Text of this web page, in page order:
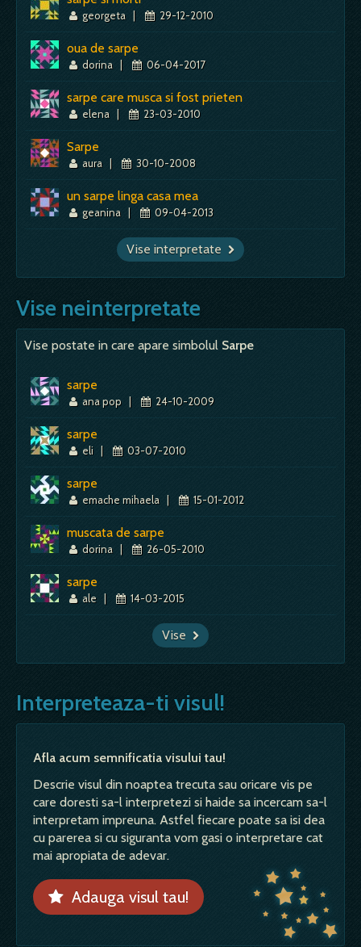
georgeta | 29-12-2010
oua de sarpe
dorina | 06-04-2017
sarpe care musca si fost prieten
elena | 23-03-2010
Sarpe
aura | 30-10-2008
un sarpe linga casa mea
geanina | 09-04-2013
Vise interpretate
Vise neinterpretate
Vise postate in care apare simbolul Sarpe
sarpe
ana pop | 24-10-2009
sarpe
eli | 03-07-2010
sarpe
emache mihaela | 15-01-2012
muscata de sarpe
dorina | 26-05-2010
sarpe
ale | 14-03-2015
Vise
Interpreteaza-ti visul!
Afla acum semnificatia visului tau!
Descrie visul din noaptea trecuta sau oricare vis pe
care doresti sa-l interpretezi si haide sa incercam sa-l
interpretam impreuna. Astfel fiecare poate sa isi dea
cu parerea si cu siguranta vom gasi o interpretare cat
mai apropiata de adevar.
Adauga visul tau!